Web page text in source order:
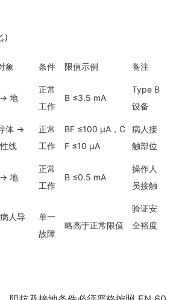
象 条件 限值示例 备注
地
正常
工作
B ≤3.5 mA
Type B
设备
体 →
线
正常
工作
BF ≤100 µA，C
F ≤10 µA
病人接
触部位
地
正常
工作
B ≤0.5 mA
操作人
员接触
人导
单一
故障
略高于正常限值
验证安
全裕度